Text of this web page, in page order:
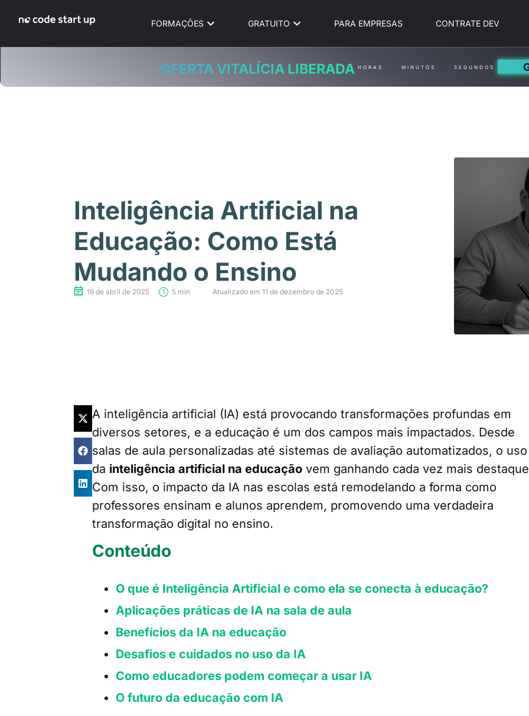
FORMAÇÕES GRATUITO PARA EMPRESAS CONTRATE DEV
OFERTA VITALÍCIA LIBERADA HORAS MINUTOS SEGUNDOS
Inteligência Artificial na
Educação: Como Está
Mudando o Ensino
16 de abril de 2025 5 min Atualizado em 11 de dezembro de 2025
A inteligência artificial (IA) está provocando transformações profundas em
diversos setores, e a educação é um dos campos mais impactados. Desde
salas de aula personalizadas até sistemas de avaliação automatizados, o uso
da inteligência artificial na educação vem ganhando cada vez mais
Com isso, o impacto da IA nas escolas está remodelando a forma como
professores ensinam e alunos aprendem, promovendo uma verdadeira
transformação digital no ensino.
Conteúdo
O que é Inteligência Artificial e como ela se conecta à educação?
Aplicações práticas de IA na sala de aula
Benefícios da IA na educação
Desafios e cuidados no uso da IA
Como educadores podem começar a usar IA
O futuro da educação com IA